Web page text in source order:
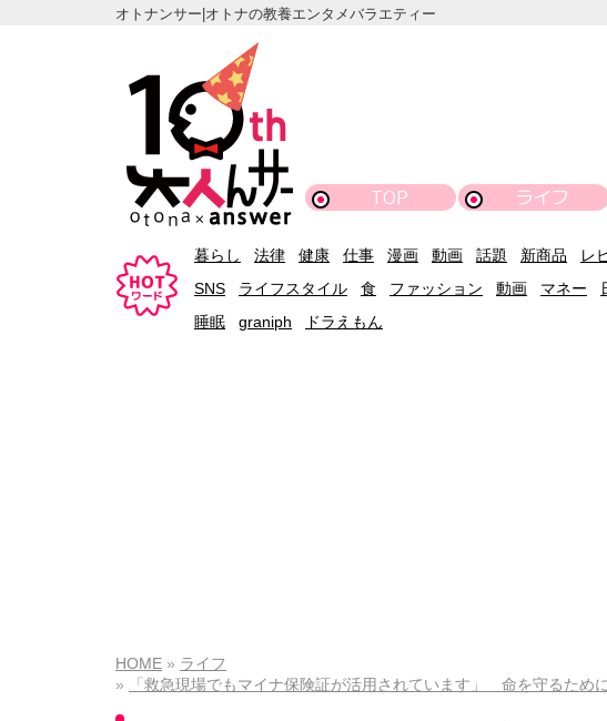
オトナンサー|オトナの教養エンタメバラエティー
TOP ライフ
暮らし 法律 健康 仕事 漫画 動画 話題 新商品
レ
SNS
ライフスタイル 食 ファッション 動画 マネー
睡眠
graniph ドラえもん
HOME
ライフ
「救急現場でもマイナ保険証が活用されています」 命を守るた